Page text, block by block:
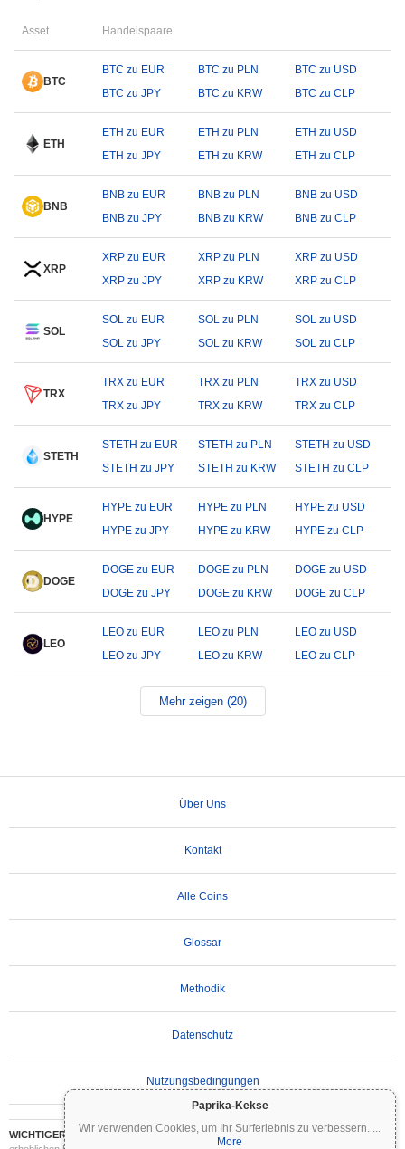
Paprika-Kekse
Wir verwenden Cookies, um Ihr Surferlebnis zu verbessern. ...
More
Asset Handelspaare
BTC
BTC zu EUR BTC zu PLN
BTC zu USD
BTC zu JPY
BTC zu KRW BTC zu CLP
ETH
ETH zu EUR ETH zu PLN
ETH zu USD
ETH zu JPY
ETH zu KRW ETH zu CLP
BNB
BNB zu EUR BNB zu PLN
BNB zu USD
BNB zu JPY
BNB zu KRW BNB zu CLP
XRP
XRP zu EUR XRP zu PLN
XRP zu USD
XRP zu JPY
XRP zu KRW XRP zu CLP
SOL
SOL zu EUR SOL zu PLN
SOL zu USD
SOL zu JPY
SOL zu KRW SOL zu CLP
TRX
TRX zu EUR TRX zu PLN
TRX zu USD
TRX zu JPY
TRX zu KRW TRX zu CLP
STETH
STETH zu EUR STETH zu PLN
STETH zu USD
STETH zu JPY
STETH zu KRW STETH zu CLP
HYPE
HYPE zu EUR HYPE zu PLN
HYPE zu USD
HYPE zu JPY
HYPE zu KRW HYPE zu CLP
DOGE
DOGE zu EUR DOGE zu PLN
DOGE zu USD
DOGE zu JPY
DOGE zu KRW DOGE zu CLP
LEO
LEO zu EUR LEO zu PLN
LEO zu USD
LEO zu JPY
LEO zu KRW LEO zu CLP
Mehr zeigen (20)
Über Uns
Kontakt
Alle Coins
Glossar
Methodik
Datenschutz
Nutzungsbedingungen
WICHTIGER HAFTUNGSAUSSCHLUSS:Kryptowährungen sind hochvolatil und mit